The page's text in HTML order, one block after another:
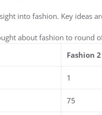
into fashion. Key ideas
about fashion to round
Fashion 2
1
75